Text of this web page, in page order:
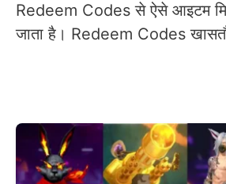
Redeem Codes से ऐसे आइटम
जाता है। Redeem Codes